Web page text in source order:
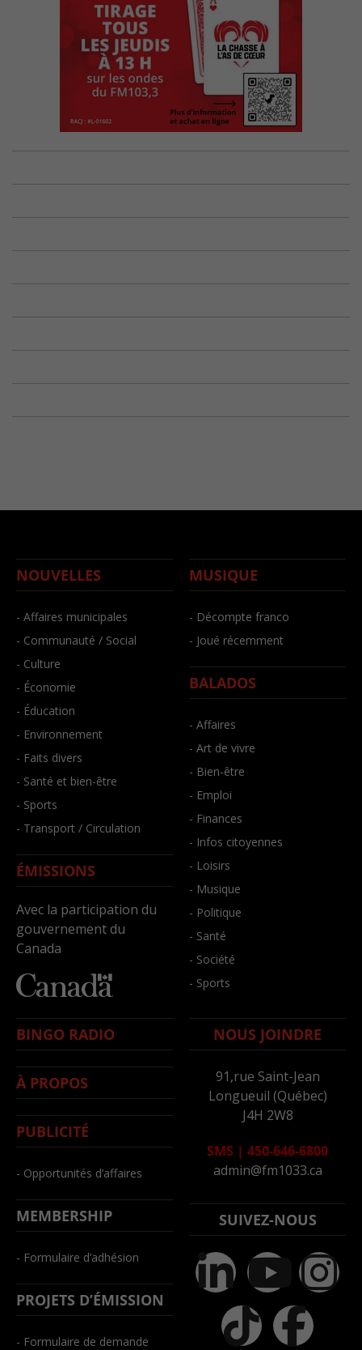
NOUVELLES
- Affaires municipales
- Communauté / Social
- Culture
- Économie
- Éducation
- Environnement
- Faits divers
- Santé et bien-être
- Sports
- Transport / Circulation
ÉMISSIONS
Avec la participation du
gouvernement du
Canada
MUSIQUE
- Décompte franco
- Joué récemment
BALADOS
- Affaires
- Art de vivre
- Bien-être
- Emploi
- Finances
- Infos citoyennes
- Loisirs
- Musique
- Politique
- Santé
- Société
- Sports
BINGO RADIO
À PROPOS
PUBLICITÉ
- Opportunités d’affaires
MEMBERSHIP
- Formulaire d’adhésion
PROJETS D’ÉMISSION
- Formulaire de demande
NOUS JOINDRE
91,rue Saint-Jean
Longueuil (Québec)
J4H 2W8
SMS | 450-646-6800
admin@fm1033.ca
SUIVEZ-NOUS